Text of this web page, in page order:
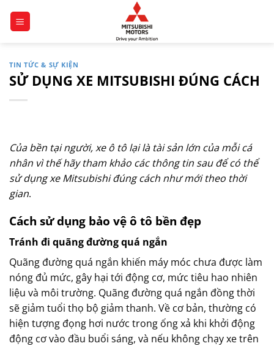
đến
TIN TỨC & SỰ KIỆN
SỬ DỤNG XE MITSUBISHI ĐÚNG CÁCH
Của bền tại người, xe ô tô lại là tài sản lớn của mỗi cá
nhân vì thế hãy tham khảo các thông tin sau để có thể
sử dụng xe Mitsubishi đúng cách như mới theo thời
gian.
Cách sử dụng bảo vệ ô tô bền đẹp
Tránh đi quãng đường quá ngắn
Quãng đường quá ngắn khiến máy móc chưa được làm
nóng đủ mức, gây hại tới động cơ, mức tiêu hao nhiên
liệu và môi trường. Quãng đường quá ngắn đồng thời
sẽ giảm tuổi thọ bộ giảm thanh. Về cơ bản, thường có
hiện tượng đọng hơi nước trong ống xả khi khởi động
động cơ vào đầu buổi sáng, và nếu không chạy xe trên